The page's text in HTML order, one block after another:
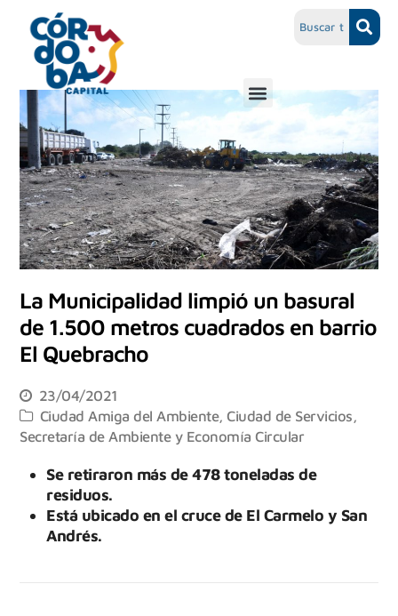
La Municipalidad limpió un basural
de 1.500 metros cuadrados en barrio
El Quebracho
23/04/2021
Ciudad Amiga del Ambiente,Ciudad de Servicios
Secretaría de Ambiente y Economía Circular
Se retiraron más de 478 toneladas de
residuos.
Está ubicado en el cruce de El Carmelo y San
Andrés.